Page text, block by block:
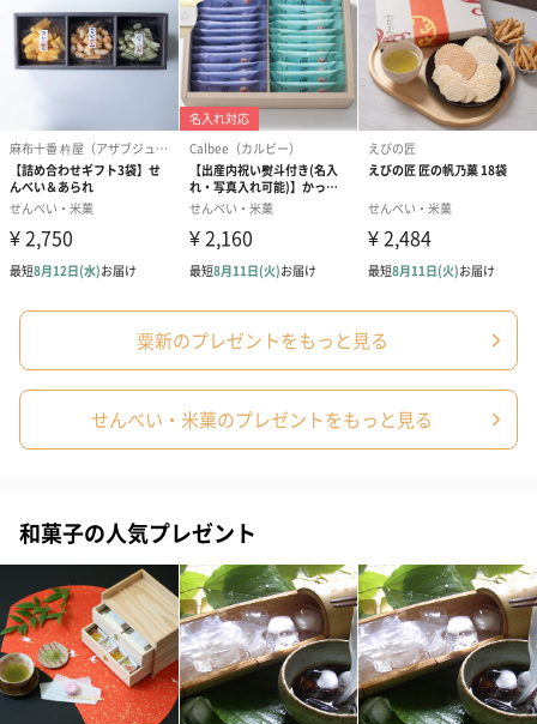
あり（0円）
粟新のプレゼントをもっと見る
せんべい・米菓のプレゼントをもっと見る
和菓子の人気プレゼント